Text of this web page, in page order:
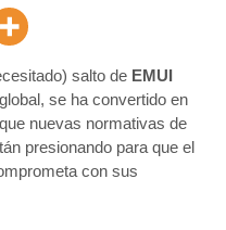
salto de EMUI
se ha convertido en
nuevas normativas de
presionando para que el
con sus